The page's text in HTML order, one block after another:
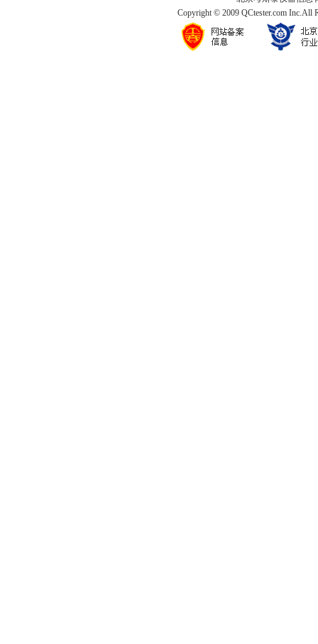
Copyright © 2009 QCtester.com Inc.All